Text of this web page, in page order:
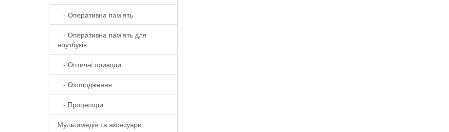
- Оперативна пам'ять
- Оперативна пам'ять для
ноутбуків
- Оптичні приводи
- Охолодження
- Процесори
Мультимедія та аксесуари